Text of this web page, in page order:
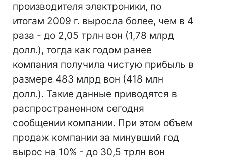
производителя электроники, по
итогам 2009 г. выросла более, чем в 4
раза - до 2,05 трлн вон (1,78 млрд
долл.), тогда как годом ранее
компания получила чистую прибыль в
размере 483 млрд вон (418 млн
долл.). Такие данные приводятся в
распространенном сегодня
сообщении компании. При этом объем
продаж компании за минувший год
вырос на 10% - до 30,5 трлн вон